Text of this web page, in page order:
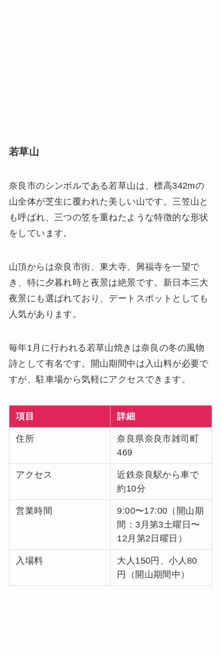
若草山
奈良市のシンボルである若草山は、標高342mの
山全体が芝生に覆われた美しい山です。三笠山と
も呼ばれ、三つの笠を重ねたような特徴的な形状
をしています。
山頂からは奈良市街、東大寺、興福寺を一望で
き、特に夕暮れ時と夜景は絶景です。新日本三大
夜景にも選ばれており、デートスポットとしても
人気があります。
毎年1月に行われる若草山焼きは奈良の冬の風物
詩として有名です。開山期間中は入山料が必要で
すが、駐車場から気軽にアクセスできます。
項目 詳細
住所
奈良県奈良市雑司町
469
アクセス
近鉄奈良駅から車で
約10分
営業時間
9:00〜17:00（開山期
間：3月第3土曜日〜
12月第2日曜日）
入場料
大人150円、小人80
円（開山期間中）